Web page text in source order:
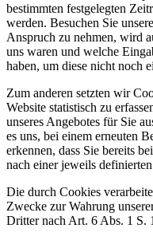
bestimmten festgelegten
werden. Besuchen Sie
Anspruch zu nehmen, wird
uns waren und welche
haben, um diese nicht noch
Zum anderen setzten wir
Website statistisch zu
unseres Angebotes für Sie
es uns, bei einem erneuten
erkennen, dass Sie bereits
nach einer jeweils
Die durch Cookies
Zwecke zur Wahrung
Dritter nach Art. 6 Abs. 1